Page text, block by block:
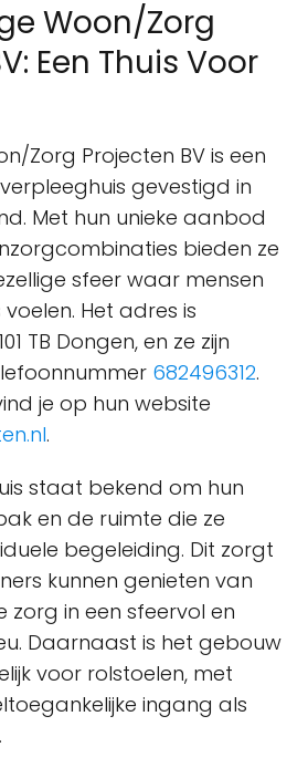
Woon/Zorg
Een Thuis Voor
Zorg Projecten BV is een
gevestigd in
Met hun unieke aanbod
bieden ze
sfeer waar mensen
Het adres is
TB Dongen, en ze zijn
682496312.
je op hun website
.
staat bekend om hun
en de ruimte die ze
begeleiding. Dit zorgt
kunnen genieten van
zorg in een sfeervol en
Daarnaast is het gebouw
voor rolstoelen, met
ingang als